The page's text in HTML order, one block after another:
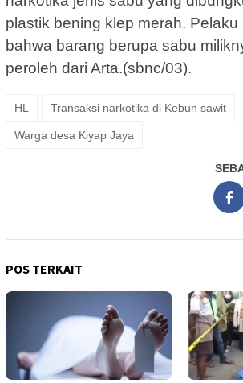
plastik bening klep merah. Pelaku
bahwa barang berupa sabu
peroleh dari Arta.(sbnc/03).
HL Transaksi narkotika di Kebun sawit
Warga desa Kiyap Jaya
POS TERKAIT